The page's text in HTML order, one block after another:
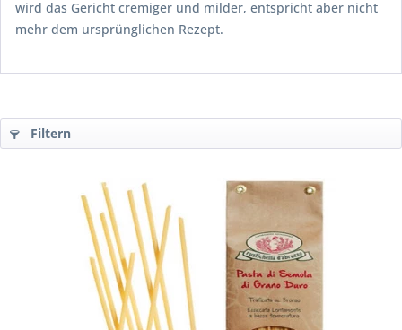
wird das Gericht cremiger und milder, entspricht aber nicht
mehr dem ursprünglichen Rezept.
Filtern